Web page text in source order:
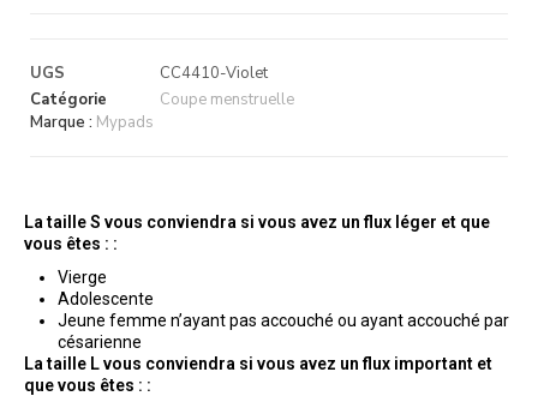
UGS
CC4410-Violet
Catégorie
Coupe menstruelle
Marque : Mypads
La taille S vous conviendra si vous avez un flux léger et que
vous êtes : :
Vierge
Adolescente
Jeune femme n’ayant pas accouché ou ayant accouché par
césarienne
La taille L vous conviendra si vous avez un flux important et
que vous êtes : :